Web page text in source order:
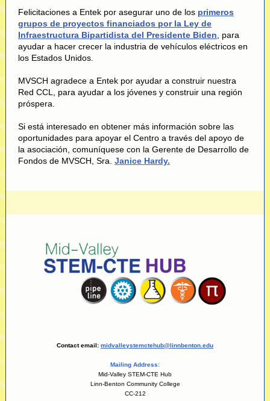
Felicitaciones a Entek por asegurar uno de los primeros
grupos de proyectos financiados por la Ley de
Infraestructura Bipartidista del Presidente Biden
para
ayudar a hacer crecer la industria de vehículos eléctricos en
los Estados Unidos.
MVSCH agradece a Entek por ayudar a construir nuestra
Red CCL, para ayudar a los jóvenes y construir una región
próspera.
Si está interesado en obtener más información sobre las
oportunidades para apoyar el Centro a través del apoyo de
la asociación, comuníquese con la Gerente de Desarrollo de
Fondos de MVSCH, Sra. Janice Hardy.
Contact email: midvalleystemctehub@linnbenton.edu
Mailing Address:
Mid-Valley STEM-CTE Hub
Linn-Benton Community College
CC-212